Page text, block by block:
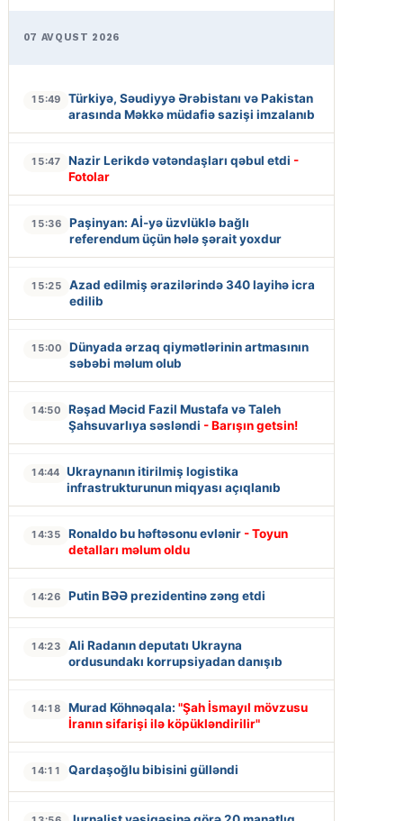
07 AVQUST 2026
15:49
Türkiyə, Səudiyyə Ərəbistanı və Pakistan
arasında Məkkə müdafiə sazişi imzalanıb
15:47 Nazir Lerikdə vətəndaşları qəbul etdi -
Fotolar
15:36
Paşinyan: Aİ-yə üzvlüklə bağlı
referendum üçün hələ şərait yoxdur
15:25
Azad edilmiş ərazilərində 340 layihə icra
edilib
15:00
Dünyada ərzaq qiymətlərinin artmasının
səbəbi məlum olub
14:50
Rəşad Məcid Fazil Mustafa və Taleh
Şahsuvarlıya səsləndi - Barışın getsin!
14:44 Ukraynanın itirilmiş logistika
infrastrukturunun miqyası açıqlanıb
14:35 Ronaldo bu həftəsonu evlənir - Toyun
detalları məlum oldu
14:26 Putin BƏƏ prezidentinə zəng etdi
14:23
Ali Radanın deputatı Ukrayna
ordusundakı korrupsiyadan danışıb
14:18 Murad Köhnəqala: "Şah İsmayıl mövzusu
İranın sifarişi ilə köpükləndirilir"
14:11 Qardaşoğlu bibisini gülləndi